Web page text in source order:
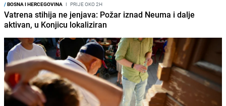
/BOSNA I HERCEGOVINA I PRIJE OKO 2H
Vatrena stihija ne jenjava: Požar iznad Neuma i dalje
aktivan, u Konjicu lokaliziran